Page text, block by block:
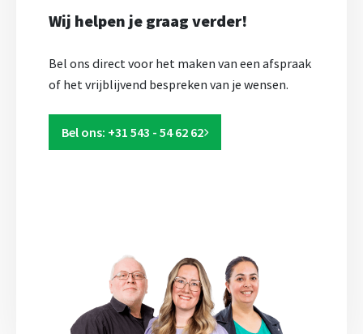
Wij helpen je graag verder!
Bel ons direct voor het maken van een afspraak
of het vrijblijvend bespreken van je wensen.
Bel ons: +31 543 - 54 62 62